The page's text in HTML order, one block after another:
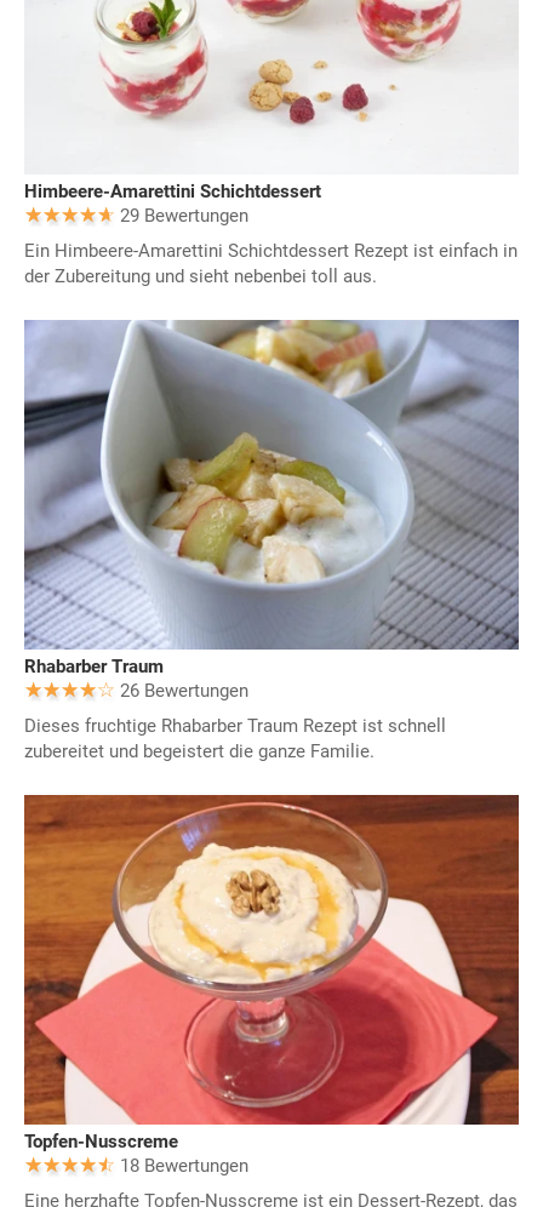
Himbeere-Amarettini Schichtdessert
29 Bewertungen
Ein Himbeere-Amarettini Schichtdessert Rezept ist einfach in
der Zubereitung und sieht nebenbei toll aus.
Rhabarber Traum
26 Bewertungen
Dieses fruchtige Rhabarber Traum Rezept ist schnell
zubereitet und begeistert die ganze Familie.
Topfen-Nusscreme
18 Bewertungen
Eine herzhafte Topfen-Nusscreme ist ein Dessert-Rezept, das